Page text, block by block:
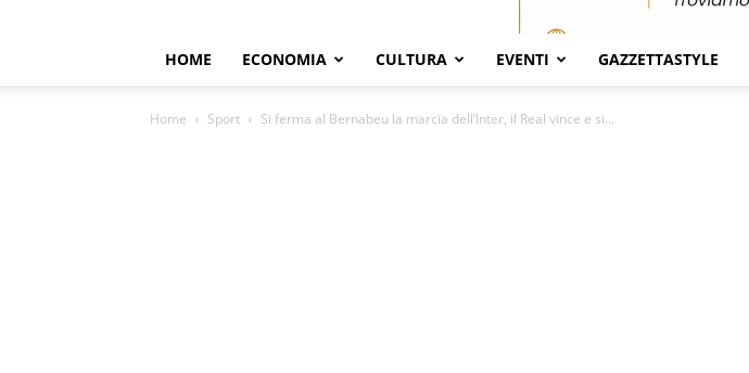
HOME ECONOMIA CULTURA EVENTI GAZZETTASTYLE
Home Sport Si ferma al Bernabeu la marcia dell’Inter, il Real vince e si...